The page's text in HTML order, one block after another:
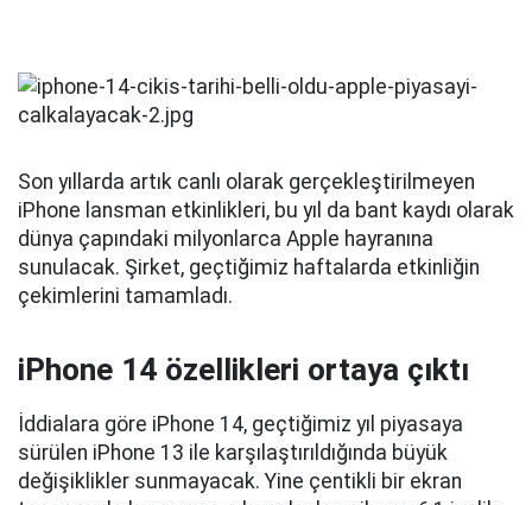
Son yıllarda artık canlı olarak gerçekleştirilmeyen
iPhone lansman etkinlikleri, bu yıl da bant kaydı olarak
dünya çapındaki milyonlarca Apple hayranına
sunulacak. Şirket, geçtiğimiz haftalarda etkinliğin
çekimlerini tamamladı.
iPhone 14 özellikleri ortaya çıktı
İddialara göre iPhone 14, geçtiğimiz yıl piyasaya
sürülen iPhone 13 ile karşılaştırıldığında büyük
değişiklikler sunmayacak. Yine çentikli bir ekran